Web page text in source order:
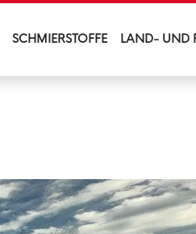
SCHMIERSTOFFE LAND- UND